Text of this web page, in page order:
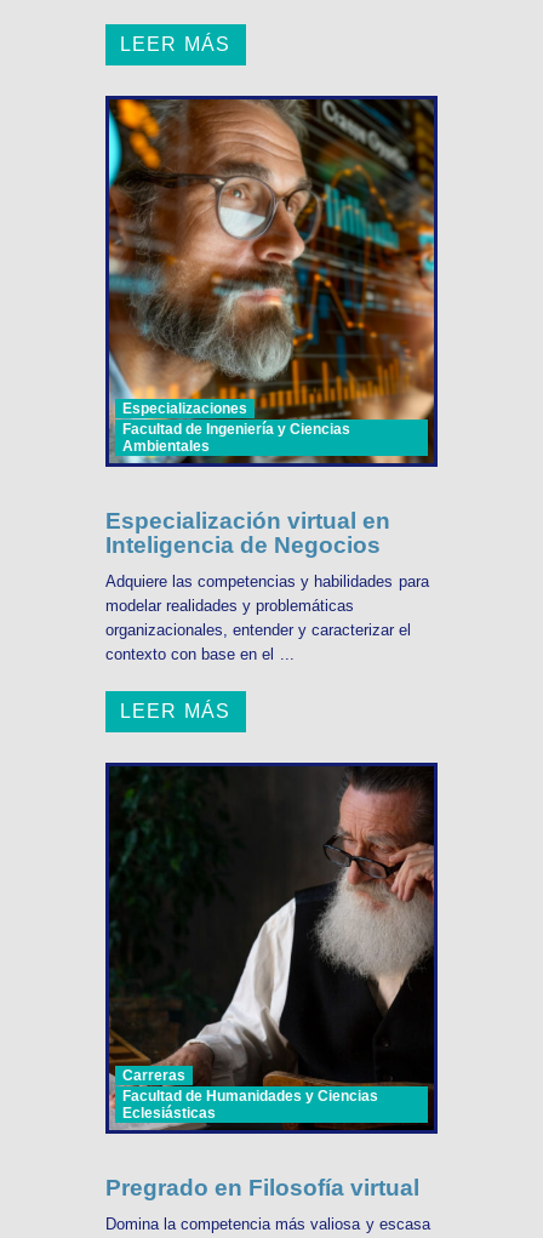
LEER MÁS
Especializaciones
Facultad de Ingeniería y Ciencias
Ambientales
Especialización virtual en
Inteligencia de Negocios
Adquiere las competencias y habilidades para
modelar realidades y problemáticas
organizacionales, entender y caracterizar el
contexto con base en el ...
LEER MÁS
Carreras
Facultad de Humanidades y Ciencias
Eclesiásticas
Pregrado en Filosofía virtual
Domina la competencia más valiosa y escasa